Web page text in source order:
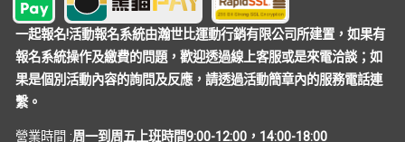
一起報名!活動報名系統由瀚世比運動行銷有限公司所建置，如果有
報名系統操作及繳費的問題，歡迎透過線上客服或是來電洽談；如
果是個別活動內容的詢問及反應，請透過活動簡章內的服務電話連
繫。
營業時間 :周一到周五上班時間9:00-12:00，14:00-18:00